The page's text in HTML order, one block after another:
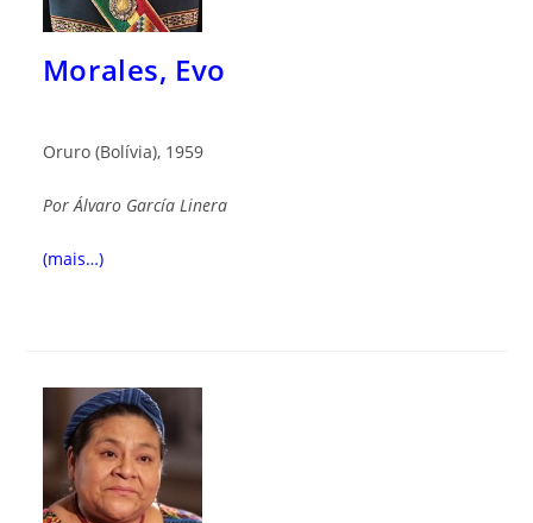
Morales, Evo
Oruro (Bolívia), 1959
PorÁlvaro García Linera
(mais…)